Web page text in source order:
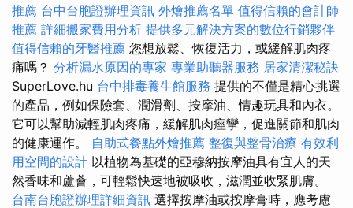
推薦 台中台胞證辦理資訊 外燴推薦名單 值得信賴的會計師
推薦 詳細搬家費用分析 提供多元解決方案的數位行銷夥伴
值得信賴的牙醫推薦 您想放鬆、恢復活力，或緩解肌肉疼
痛嗎？ 分析漏水原因的專家 專業助聽器服務 居家清潔秘訣
SuperLove.hu 台中排毒養生館服務 提供的不僅是精心挑選
的產品，例如保險套、潤滑劑、按摩油、情趣玩具和內衣。
它可以幫助減輕肌肉疼痛，緩解肌肉痙攣，促進關節和肌肉
的健康運作。 自助式餐點外燴推薦 整復與整骨治療 有效利
用空間的設計 以植物為基礎的亞穆納按摩油具有宜人的天
然香味和蘆薈，可輕鬆快速地被吸收，滋潤並收緊肌膚。
台南台胞證辦理詳細資訊 選擇按摩油或按摩膏時，應考慮